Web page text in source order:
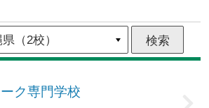
ク専門学校